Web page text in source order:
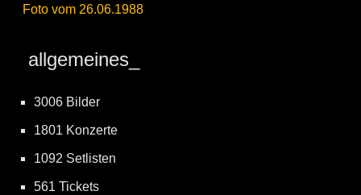
Foto vom 26.06.1988
allgemeines_
3006 Bilder
1801 Konzerte
1092 Setlisten
561 Tickets